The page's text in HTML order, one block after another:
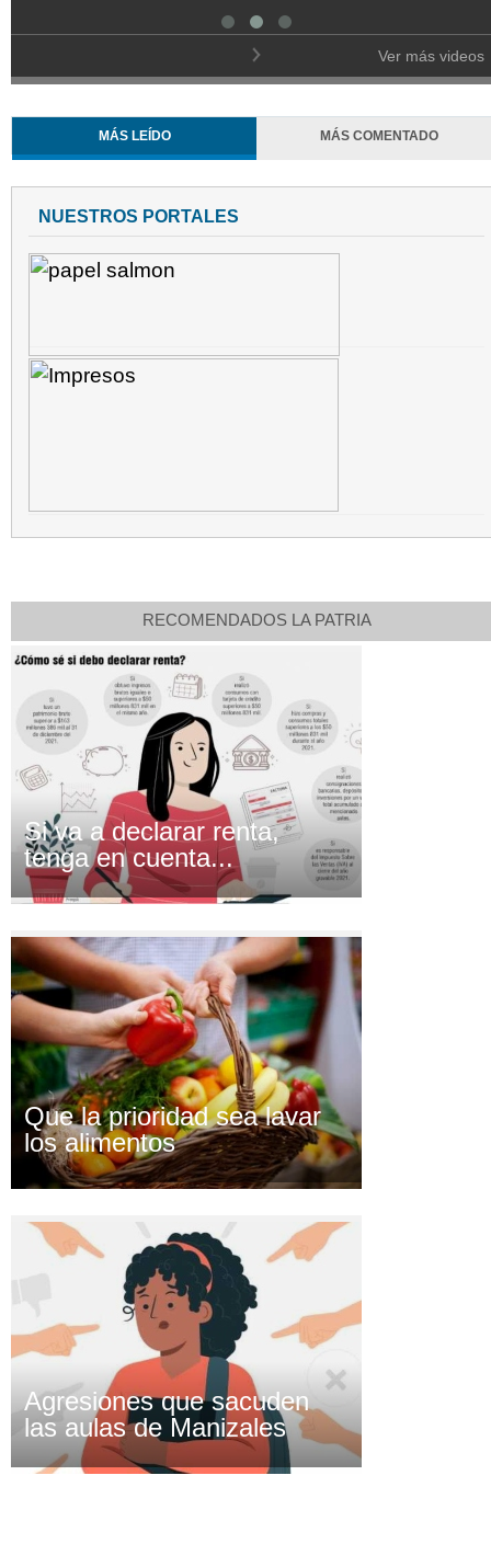
Ver más videos
MÁS LEÍDO MÁS COMENTADO
NUESTROS PORTALES
RECOMENDADOS LA PATRIA
Si va a declarar renta,
tenga en cuenta...
Que la prioridad sea lavar
los alimentos
Agresiones que sacuden
las aulas de Manizales